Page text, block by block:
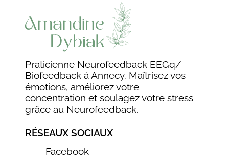
Praticienne Neurofeedback EEGq/
Biofeedback à Annecy. Maîtrisez vos
émotions, améliorez votre
concentration et soulagez votre stress
grâce au Neurofeedback.
RÉSEAUX SOCIAUX
Facebook